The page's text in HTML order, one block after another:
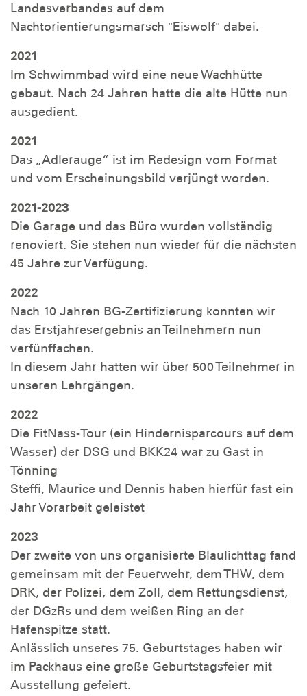
Landesverbandes auf dem
Nachtorientierungsmarsch "Eiswolf" dabei.
2021
Im Schwimmbad wird eine neue Wachhütte
gebaut. Nach 24 Jahren hatte die alte Hütte nun
ausgedient.
2021
Das „Adlerauge“ ist im Redesign vom Format
und vom Erscheinungsbild verjüngt worden.
2021-2023
Die Garage und das Büro wurden vollständig
renoviert. Sie stehen nun wieder für die nächsten
45 Jahre zur Verfügung.
2022
Nach 10 Jahren BG-Zertifizierung konnten wir
das Erstjahresergebnis an Teilnehmern nun
verfünffachen.
In diesem Jahr hatten wir über 500 Teilnehmer in
unseren Lehrgängen.
2022
Die FitNass-Tour (ein Hindernisparcours auf dem
Wasser) der DSG und BKK24 war zu Gast in
Tönning
Steffi, Maurice und Dennis haben hierfür fast ein
Jahr Vorarbeit geleistet
2023
Der zweite von uns organisierte Blaulichttag fand
gemeinsam mit der Feuerwehr, dem THW, dem
DRK, der Polizei, dem Zoll, dem Rettungsdienst,
der DGzRs und dem weißen Ring an der
Hafenspitze statt.
Anlässlich unseres 75. Geburtstages haben wir
im Packhaus eine große Geburtstagsfeier mit
Ausstellung gefeiert.